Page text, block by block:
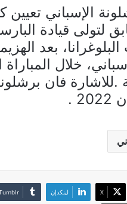
الإسباني تعيين
لتولى قيادة
خلال
.للاشارة فان
.
X لينكدإن